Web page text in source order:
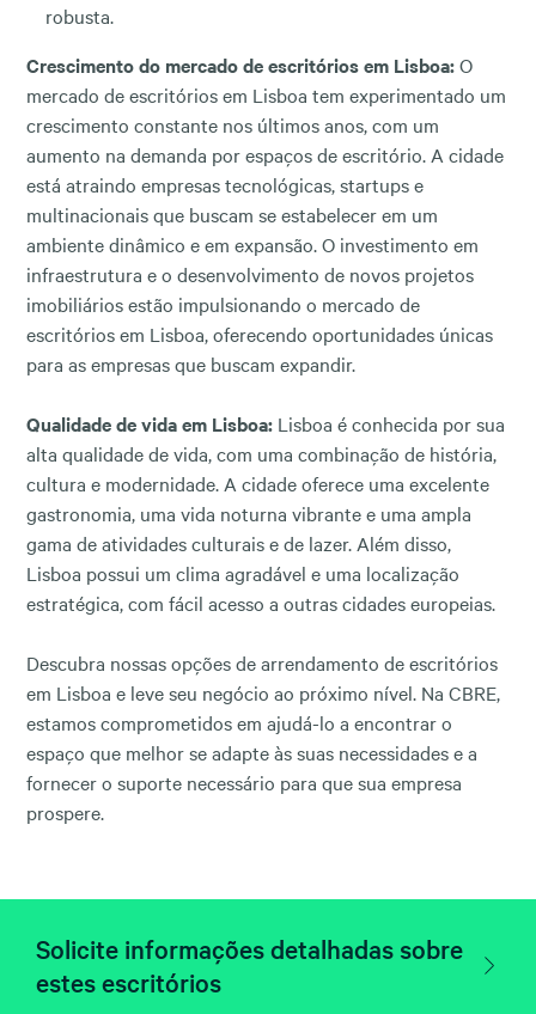
robusta.
Crescimento do mercado de escritórios em Lisboa:O
mercado de escritórios em Lisboa tem experimentado um
crescimento constante nos últimos anos, com um
aumento na demanda por espaços de escritório. A cidade
está atraindo empresas tecnológicas, startups e
multinacionais que buscam se estabelecer em um
ambiente dinâmico e em expansão. O investimento em
infraestrutura e o desenvolvimento de novos projetos
imobiliários estão impulsionando o mercado de
escritórios em Lisboa, oferecendo oportunidades únicas
para as empresas que buscam expandir.
Qualidade de vida em Lisboa: Lisboa é conhecida por sua
alta qualidade de vida, com uma combinação de história,
cultura e modernidade. A cidade oferece uma excelente
gastronomia, uma vida noturna vibrante e uma ampla
gama de atividades culturais e de lazer. Além disso,
Lisboa possui um clima agradável e uma localização
estratégica, com fácil acesso a outras cidades europeias.
Descubra nossas opções de arrendamento de escritórios
em Lisboa e leve seu negócio ao próximo nível. Na CBRE,
estamos comprometidos em ajudá-lo a encontrar o
espaço que melhor se adapte às suas necessidades e a
fornecer o suporte necessário para que sua empresa
prospere.
Solicite informações detalhadas sobre
estes escritórios